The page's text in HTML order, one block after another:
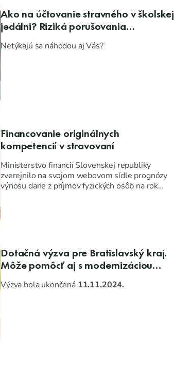
Ako na účtovanie stravného v školskej
jedálni? Riziká porušovania
Netýkajú sa náhodou aj Vás?
Financovanie originálnych
kompetencií v stravovaní
Ministerstvo financií Slovenskej republiky
zverejnilo na svojom webovom sídle prognózy
výnosu dane z príjmov fyzických osôb na rok
Dotačná výzva pre Bratislavský kraj.
Môže pomôcť aj s modernizáciou
Výzva bola ukončená 11.11.2024.